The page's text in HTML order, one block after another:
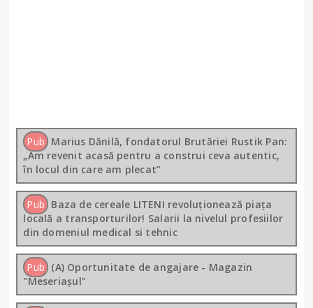
Pub Marius Dănilă, fondatorul Brutăriei Rustik Pan:
„Am revenit acasă pentru a construi ceva autentic,
în locul din care am plecat”
Pub Baza de cereale LITENI revoluționează piața
locală a transporturilor! Salarii la nivelul profesiilor
din domeniul medical si tehnic
Pub (A) Oportunitate de angajare - Magazin
"Meseriașul"